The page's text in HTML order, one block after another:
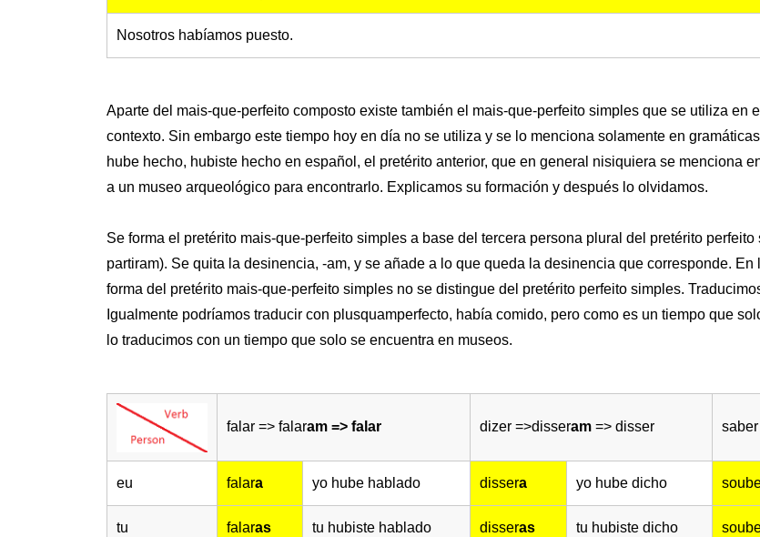
Nosotros habíamos puesto.
Aparte del mais-que-perfeito composto existe también el mais-que-perfeito simples que se utiliza en
contexto. Sin embargo este tiempo hoy en día no se utiliza y se lo menciona solamente en
hube hecho, hubiste hecho en español, el pretérito anterior, que en general nisiquiera se menciona
a un museo arqueológico para encontrarlo. Explicamos su formación y después lo olvidamos.
Se forma el pretérito mais-que-perfeito simples a base del tercera persona plural del pretérito
partiram). Se quita la desinencia, -am, y se añade a lo que queda la desinencia que corresponde. En
forma del pretérito mais-que-perfeito simples no se distingue del pretérito perfeito simples.
Igualmente podríamos traducir con plusquamperfecto, había comido, pero como es un tiempo que
lo traducimos con un tiempo que solo se encuentra en museos.
falar => falaram => falar dizer =>disseram => disser
eu falara yo hube hablado dissera yo hube dicho
tu falaras tu hubiste hablado disseras tu hubiste dicho